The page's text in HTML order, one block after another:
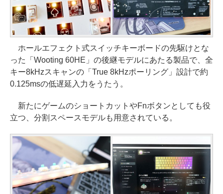
ホールエフェクト式スイッチキーボードの先駆けとな
った「Wooting 60HE」の後継モデルにあたる製品で、全
キー8kHzスキャンの「True 8kHzポーリング」設計で約
0.125msの低遅延入力をうたう。
新たにゲームのショートカットやFnボタンとしても役
立つ、分割スペースモデルも用意されている。